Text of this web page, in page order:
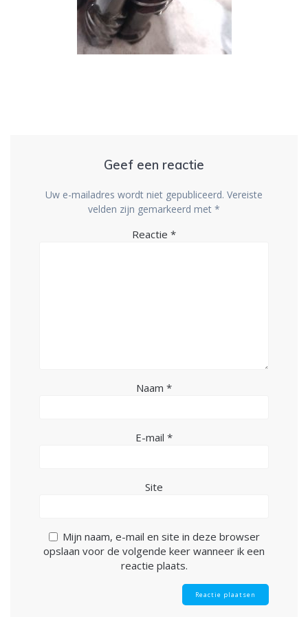
Geef een reactie
Uw e-mailadres wordt niet gepubliceerd. Vereiste
velden zijn gemarkeerd met *
Reactie *
Naam *
E-mail *
Site
Mijn naam, e-mail en site in deze browser
opslaan voor de volgende keer wanneer ik een
reactie plaats.